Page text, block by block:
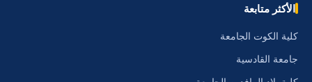
الأكثر متابعة
كلية الكوت الجامعة
جامعة القادسية